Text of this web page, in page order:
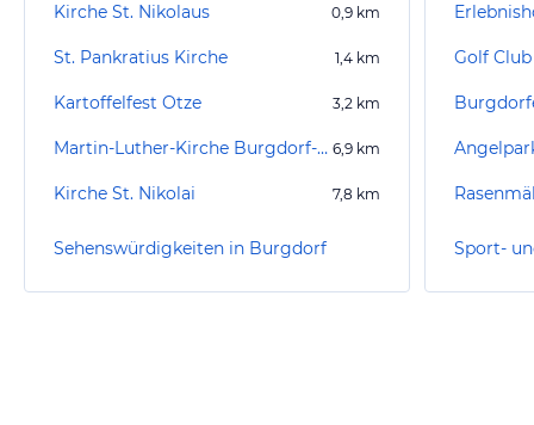
Kirche St. Nikolaus 0,9 km
St. Pankratius Kirche 1,4 km
Kartoffelfest Otze 3,2 km
Martin-Luther-Kirche Burgdorf-Ehlershausen 6,9 km
Kirche St. Nikolai 7,8 km
Sehenswürdigkeiten in Burgdorf
Golf